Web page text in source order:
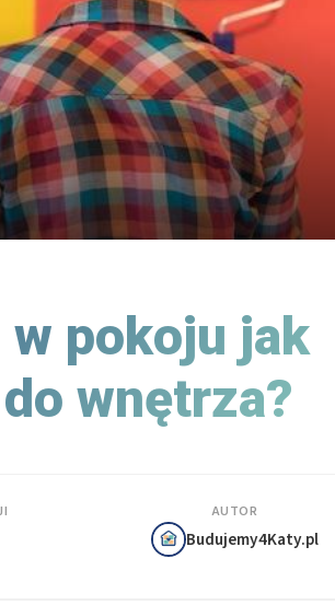
pokoju jak
wnętrza?
AUTOR
Budujemy4Katy.pl